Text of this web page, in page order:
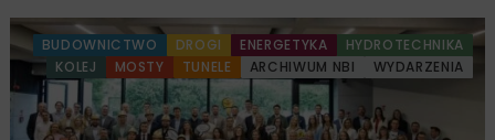
BUDOWNICTWO DROGI ENERGETYKA
HYDROTECHNIKA
KOLEJ
MOSTY TUNELE ARCHIWUM NBI WYDARZENIA